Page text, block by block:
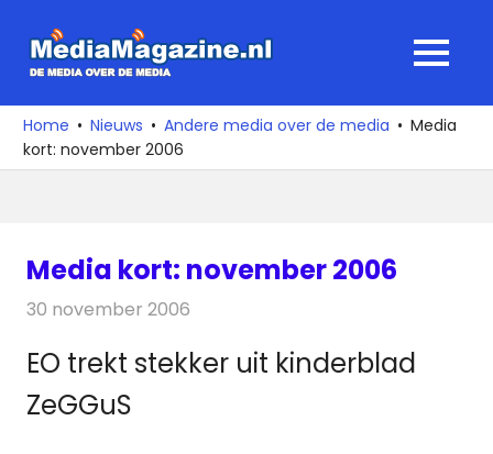
naar
media
over
de
MENU
Home Nieuws Andere media over de media
Media
kort: november 2006
Media kort: november 2006
30 november 2006
EO trekt stekker uit kinderblad
ZeGGuS